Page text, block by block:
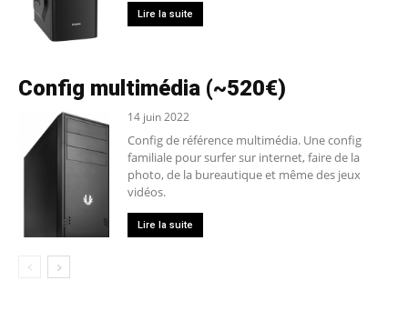
Lire la suite
Config multimédia (~520€)
14 juin 2022
Config de référence multimédia. Une config
familiale pour surfer sur internet, faire de la
photo, de la bureautique et même des jeux
vidéos.
Lire la suite